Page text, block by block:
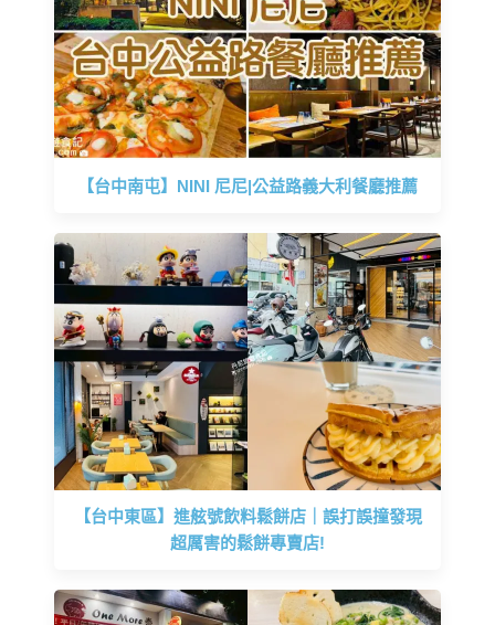
【台中南屯】NINI 尼尼|公益路義大利餐廳推薦
【台中東區】進舷號飲料鬆餅店｜誤打誤撞發現
超厲害的鬆餅專賣店!